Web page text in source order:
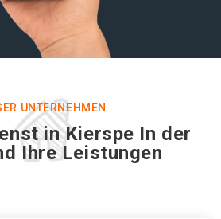
UNTERNEHMEN
in Kierspe In der
Ihre Leistungen